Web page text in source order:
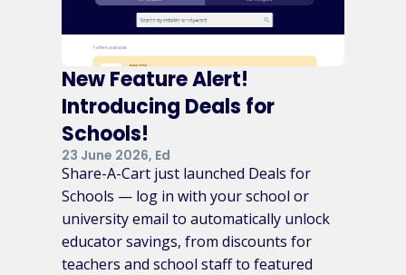
New Feature Alert!
Introducing Deals for
Schools!
23 June 2026, Ed
Share-A-Cart just launched Deals for
Schools — log in with your school or
university email to automatically unlock
educator savings, from discounts for
teachers and school staff to featured